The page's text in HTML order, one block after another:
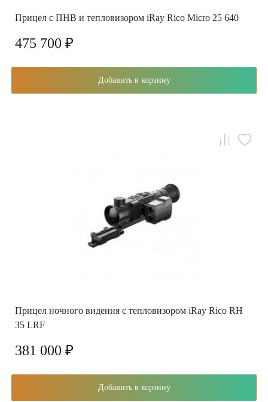
Прицел с ПНВ и тепловизором iRay Rico Micro 25 640
475 700 ₽
Добавить в корзину
Прицел ночного видения с тепловизором iRay Rico RH
35 LRF
381 000 ₽
Добавить в корзину